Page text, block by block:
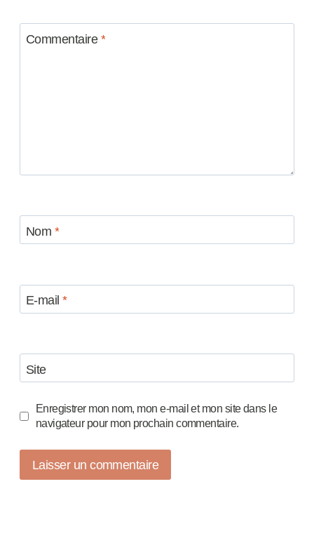
Commentaire *
Nom *
E-mail*
Site
Enregistrer mon nom, mon e-mail et mon site dans le
navigateur pour mon prochain commentaire.